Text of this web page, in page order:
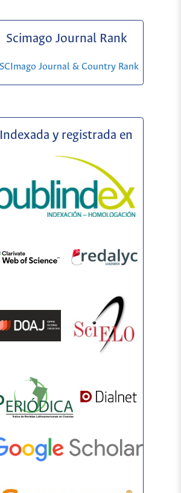
Scimago Journal Rank
Indexada y registrada en